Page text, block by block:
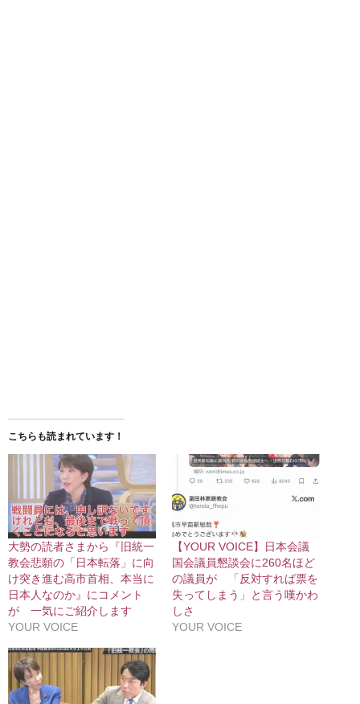
こちらも読まれています！
大勢の読者さまから『旧統一
教会悲願の「日本転落」に向
け突き進む高市首相、本当に
日本人なのか』にコメント
が 一気にご紹介します
YOUR VOICE
【YOUR VOICE】日本会議
国会議員懇談会に260名ほど
の議員が 「反対すれば票を
失ってしまう」と言う嘆かわ
しさ
YOUR VOICE